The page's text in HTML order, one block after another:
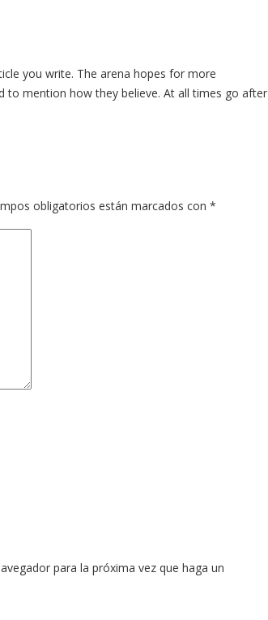
you write. The arena hopes for more
to mention how they believe. At all times go after
obligatorios están marcados con *
para la próxima vez que haga un